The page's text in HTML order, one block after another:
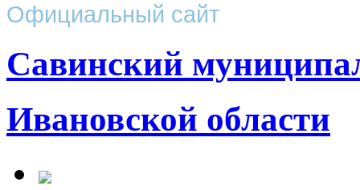
Официальный сайт
Савинский
Ивановской области